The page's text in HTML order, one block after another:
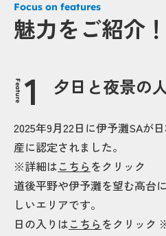
Focus on features
魅力をご紹介！
Feature 夕日と夜景の
2025年9月22日に伊予灘SAが
産に認定されました。
※詳細はこちら をクリック
道後平野や伊予灘を望む高台
しいエリアです。
日の入りはこちら をクリック